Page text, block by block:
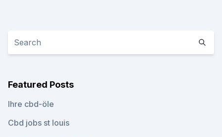
Featured Posts
Ihre cbd-öle
Cbd jobs st louis